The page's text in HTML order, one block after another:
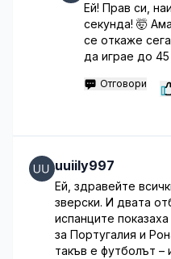
Ей! Прав си,
секунда! 🤯
се откаже
да играе до
Отговори
uuiily997
Ей, здравейте
зверски. И двата
испанците
за Португалия и
такъв е футболът